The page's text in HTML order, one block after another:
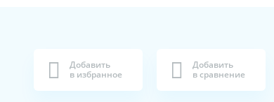
Добавить
в избранное
Добавить
в сравнение